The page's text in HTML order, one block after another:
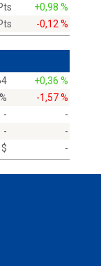
+0,98 %
-0,12 %
+0,36 %
-1,57 %
-
-
-
-
-